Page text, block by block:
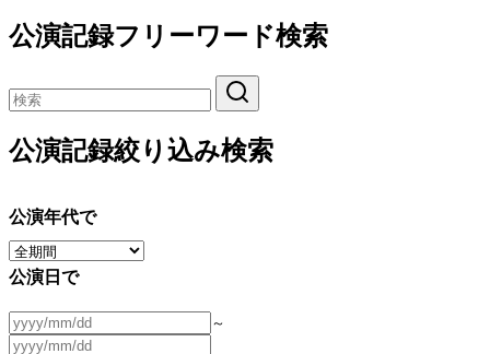
公演記録フリーワード検索
公演記録絞り込み検索
公演年代で
公演日で
～